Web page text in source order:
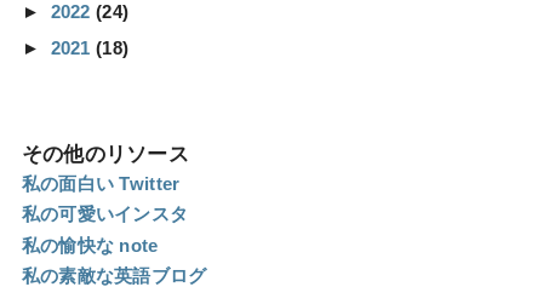
► 2022(24)
► 2021(18)
その他のリソース
私の面白い Twitter
私の可愛いインスタ
私の愉快な note
私の素敵な英語ブログ